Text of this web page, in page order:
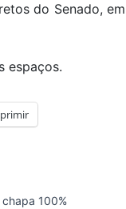
do Senado, em
espaços.
100%